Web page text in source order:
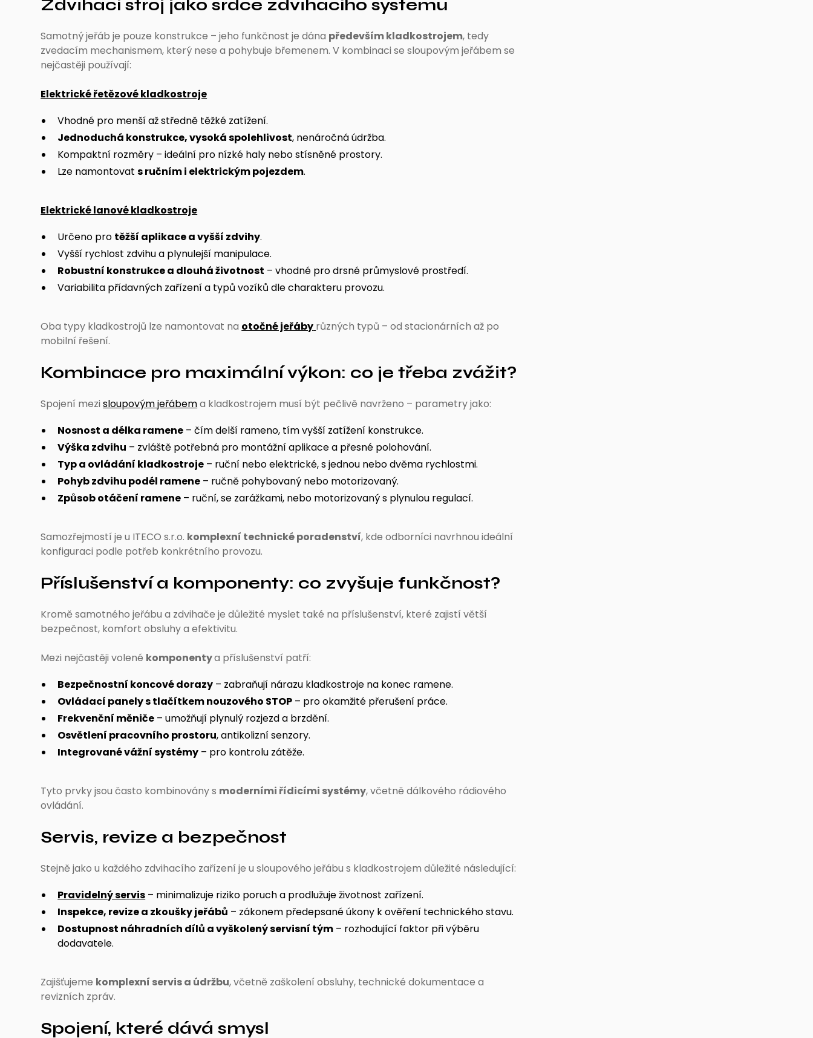
Zdvihací stroj jako srdce zdvihacího systému
Samotný jeřáb je pouze konstrukce – jeho funkčnost je dána především kladkostrojem, tedy
zvedacím mechanismem, který nese a pohybuje břemenem. V kombinaci se sloupovým jeřábem se
nejčastěji používají:
Elektrické řetězové kladkostroje
Vhodné pro menší až středně těžké zatížení.
Jednoduchá konstrukce, vysoká spolehlivost, nenáročná údržba.
Kompaktní rozměry – ideální pro nízké haly nebo stísněné prostory.
Lze namontovats ručním i elektrickým pojezdem.
Elektrické lanové kladkostroje
Určeno pro těžší aplikace a vyšší zdvihy.
Vyšší rychlost zdvihu a plynulejší manipulace.
Robustní konstrukce a dlouhá životnost – vhodné pro drsné průmyslové prostředí.
Variabilita přídavných zařízení a typů vozíků dle charakteru provozu.
Oba typy kladkostrojů lze namontovat na otočné jeřáby různých typů – od stacionárních až po
mobilní řešení.
Kombinace pro maximální výkon: co je třeba zvážit?
Spojení mezisloupovým jeřábema kladkostrojem musí být pečlivě navrženo – parametry jako:
Nosnost a délka ramene – čím delší rameno, tím vyšší zatížení konstrukce.
Výška zdvihu – zvláště potřebná pro montážní aplikace a přesné polohování.
Typ a ovládání kladkostroje – ruční nebo elektrické, s jednou nebo dvěma rychlostmi.
Pohyb zdvihu podél ramene – ručně pohybovaný nebo motorizovaný.
Způsob otáčení ramene – ruční, se zarážkami, nebo motorizovaný s plynulou regulací.
Samozřejmostí je u ITECO s.r.o. komplexní technické poradenství, kde odborníci navrhnou ideální
konfiguraci podle potřeb konkrétního provozu.
Příslušenství a komponenty: co zvyšuje funkčnost?
Kromě samotného jeřábu a zdvihače je důležité myslet také na příslušenství, které zajistí větší
bezpečnost, komfort obsluhy a efektivitu.
Mezi nejčastěji volené komponentya příslušenství patří:
Bezpečnostní koncové dorazy – zabraňují nárazu kladkostroje na konec ramene.
Ovládací panely s tlačítkem nouzového STOP – pro okamžité přerušení práce.
Frekvenční měniče – umožňují plynulý rozjezd a brzdění.
Osvětlení pracovního prostoru, antikolizní senzory.
Integrované vážní systémy – pro kontrolu zátěže.
Tyto prvky jsou často kombinovány s moderními řídicími systémy, včetně dálkového rádiového
ovládání.
Servis, revize a bezpečnost
Stejně jako u každého zdvihacího zařízení je u sloupového jeřábu s kladkostrojem důležité následující:
Pravidelný servis – minimalizuje riziko poruch a prodlužuje životnost zařízení.
Inspekce, revize a zkoušky jeřábů – zákonem předepsané úkony k ověření technického stavu.
Dostupnost náhradních dílů a vyškolený servisní tým – rozhodující faktor při výběru
dodavatele.
Zajišťujeme komplexní servis a údržbu, včetně zaškolení obsluhy, technické dokumentace a
revizních zpráv.
Spojení, které dává smysl